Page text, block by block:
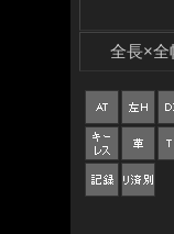
全長×全